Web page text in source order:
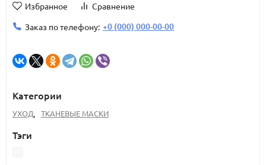
Избранное
Сравнение
Заказ по телефону: +0 (000) 000-00-00
Категории
УХОД, ТКАНЕВЫЕ МАСКИ
Тэги